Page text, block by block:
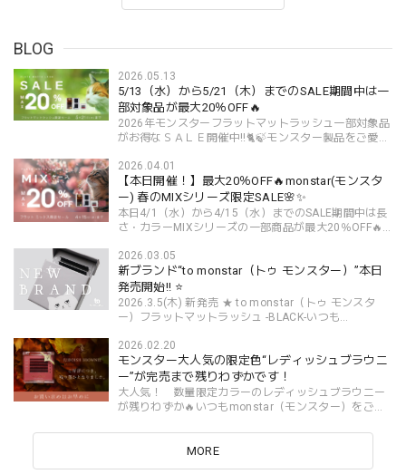
BLOG
2026.05.13
5/13（水）から5/21（木）までのSALE期間中は一
部対象品が最大20％OFF🔥
2026年モンスターフラットマットラッシュ一部対象品
がお得なＳＡＬＥ開催中!!🐈🍃モンスター製品をご愛顧
てご購入いただく方は特に必見のＳＡＬＥとなりま
す。...
2026.04.01
【本日開催！】最大20％OFF🔥monstar(モンスタ
ー) 春のMIXシリーズ限定SALE🌸✨
本日4/1（水）から4/15（水）までのSALE期間中は長
さ・カラーMIXシリーズの一部商品が最大20％OFF🔥
ＩＸシリーズ限定ＳＡＬＥ開催中!!🐈🌸モンスター製品
をご愛...
2026.03.05
新ブランド“to monstar（トゥ モンスター）”本日
発売開始!! ⭐
2026.3.5(木) 新発売 ★ to monstar（トゥ モンスタ
ー）フラットマットラッシュ -BLACK-いつも
御座います🐈⭐「to monstar（トゥ モンスター）」
は、既存ブランド...
2026.02.20
モンスター大人気の限定色“レディッシュブラウニ
ー”が完売まで残りわずかです！
大人気！ 数量限定カラーのレディッシュブラウニー
が残りわずか🔥いつもmonstar（モンスター）をご愛
大人気のモンブリュノシリーズ🍂数量限定色のレディ
MORE